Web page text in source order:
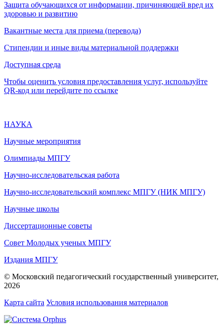
Защита обучающихся от информации, причиняющей вред их
здоровью и развитию
Вакантные места для приема (перевода)
Стипендии и иные виды материальной поддержки
Доступная среда
Чтобы оценить условия предоставления услуг, используйте
QR-код или перейдите по ссылке
НАУКА
Научные мероприятия
Олимпиады МПГУ
Научно-исследовательская работа
Научно-исследовательский комплекс МПГУ (НИК МПГУ)
Научные школы
Диссертационные советы
Совет Молодых ученых МПГУ
Издания МПГУ
© Московский педагогический государственный университет,
2026
Карта сайта Условия использования материалов